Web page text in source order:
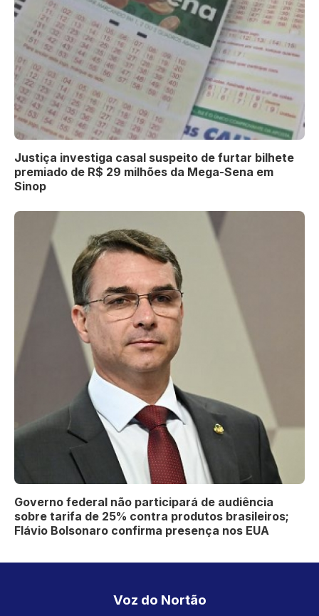
Justiça investiga casal suspeito de furtar bilhete
premiado de R$ 29 milhões da Mega-Sena em
Sinop
Governo federal não participará de audiência
sobre tarifa de 25% contra produtos brasileiros;
Flávio Bolsonaro confirma presença nos EUA
Voz do Nortão